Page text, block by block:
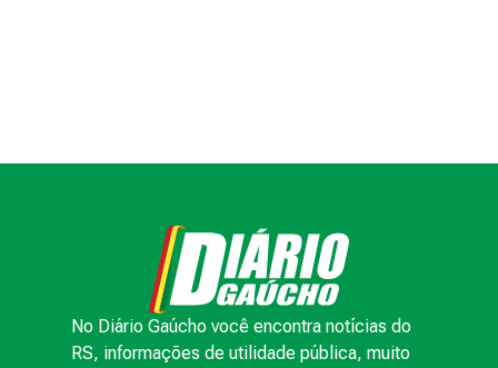
No Diário Gaúcho você encontra notícias do
RS, informações de utilidade pública, muito